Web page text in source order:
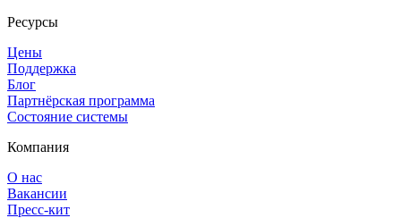
Ресурсы
Цены
Поддержка
Блог
Партнёрская программа
Состояние системы
Компания
О нас
Вакансии
Пресс-кит